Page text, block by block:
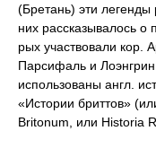
(Бретань) эти
них рассказывалось о
рых участвовали кор.
Парсифаль и
использованы англ.
«Истории бриттов»
Britonum, или Historia